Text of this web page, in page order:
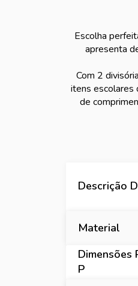
Escolha
apresenta
Com 2
itens escolares
de
Descrição
Material
Dimensões
P